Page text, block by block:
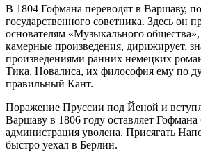
В 1804 Гофмана переводят в Варшаву,
государственного советника. Здесь он
основателям «Музыкального
камерные произведения, дирижирует,
произведениями ранних немецких
Тика, Новалиса, их философия ему по
правильный Кант.
Поражение Пруссии под Йеной и
Варшаву в 1806 году оставляет Гофмана
администрация уволена. Присягать
быстро уехал в Берлин.